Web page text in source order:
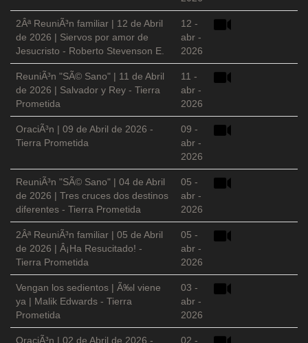
2Âª ReuniÃ³n familiar | 12 de Abril
de 2026 | Siervos por amor de
Jesucristo - Roberto Stevenson E.
12 -
abr -
2026
ReuniÃ³n "SÃ© Sano" | 11 de Abril
de 2026 | Salvador y Rey - Tierra
Prometida
11 -
abr -
2026
OraciÃ³n | 09 de Abril de 2026 -
Tierra Prometida
09 -
abr -
2026
ReuniÃ³n "SÃ© Sano" | 04 de Abril
de 2026 | Tres cruces dos destinos
diferentes - Tierra Prometida
05 -
abr -
2026
2Âª ReuniÃ³n familiar | 05 de Abril
de 2026 | Â¡Ha Resucitado! -
Tierra Prometida
05 -
abr -
2026
Vengan los sedientos | Ã‰l viene
ya | Malik Edwards - Tierra
Prometida
03 -
abr -
2026
OraciÃ³n | 02 de Abril de 2026 -
02 -